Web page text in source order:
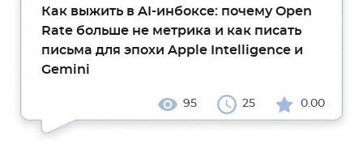
Как выжить в AI-инбоксе: почему Open
Rate больше не метрика и как писать
письма для эпохи Apple Intelligence и
Gemini
95 25 0.00